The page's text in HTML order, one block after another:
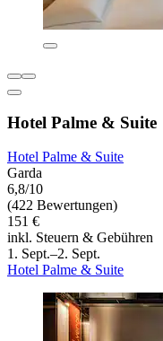
Hotel Palme & Suite
Hotel Palme & Suite
Garda
6,8/10
(422 Bewertungen)
151 €
inkl. Steuern & Gebühren
1. Sept.–2. Sept.
Hotel Palme & Suite